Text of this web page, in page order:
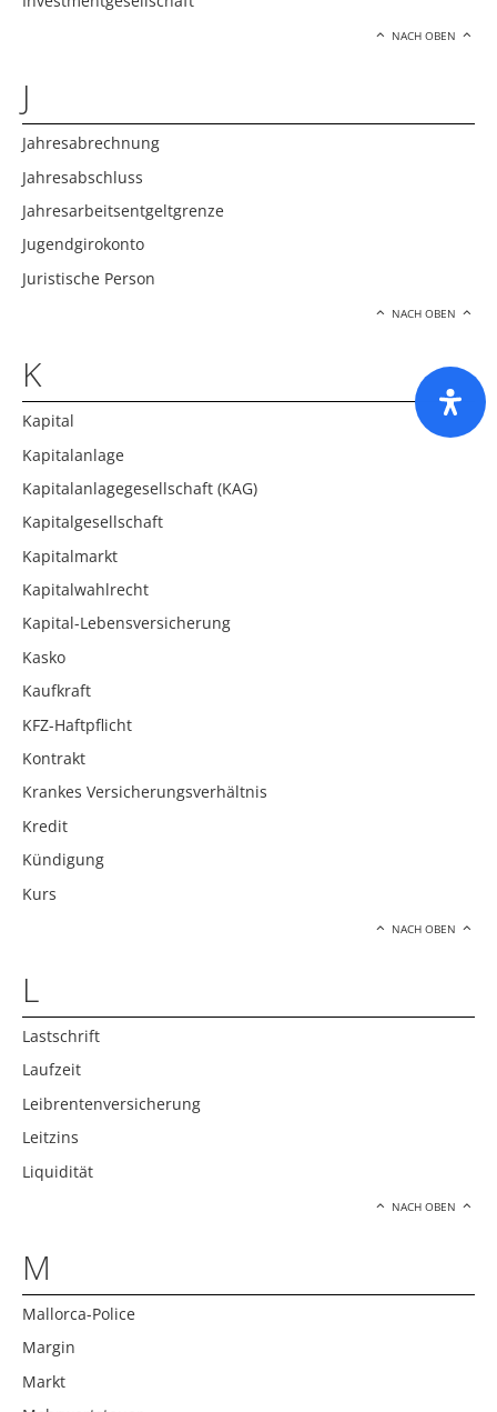
NACH OBEN
J
Jahresabrechnung
Jahresabschluss
Jahresarbeitsentgeltgrenze
Jugendgirokonto
Juristische Person
NACH OBEN
K
Kapital
Kapitalanlage
Kapitalanlagegesellschaft (KAG)
Kapitalgesellschaft
Kapitalmarkt
Kapitalwahlrecht
Kapital-Lebensversicherung
Kasko
Kaufkraft
KFZ-Haftpflicht
Kontrakt
Krankes Versicherungsverhältnis
Kredit
Kündigung
Kurs
NACH OBEN
L
Lastschrift
Laufzeit
Leibrentenversicherung
Leitzins
Liquidität
NACH OBEN
M
Mallorca-Police
Margin
Markt